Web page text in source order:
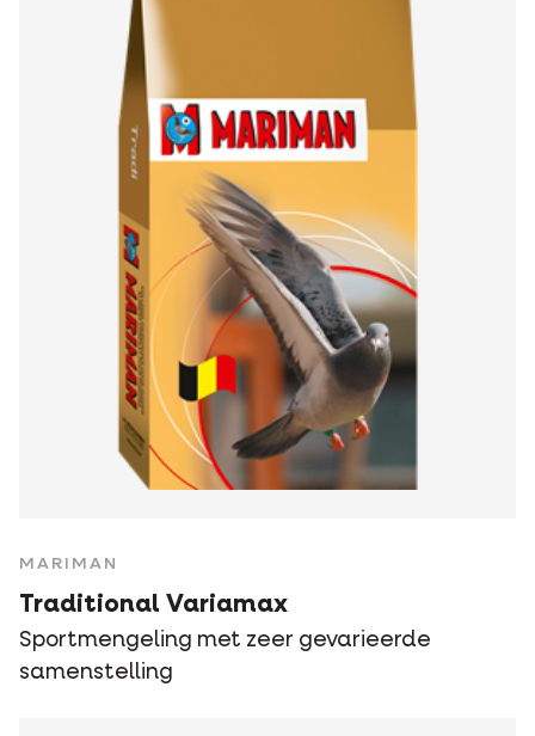
MARIMAN
Traditional Variamax
Sportmengeling met zeer gevarieerde
samenstelling